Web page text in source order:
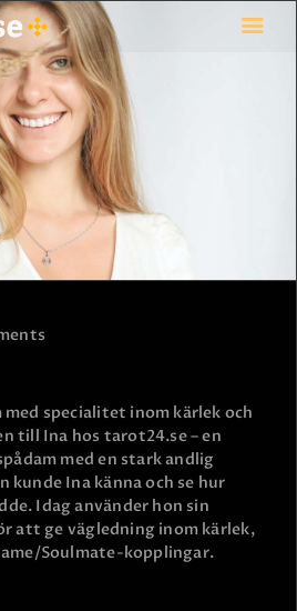
SPÅDAM
OSS
med specialitet inom kärlek och
till Ina hos tarot24.se – en
med en stark andlig
kunde Ina känna och se hur
Idag använder hon sin
att ge vägledning inom kärlek,
Soulmate-kopplingar.